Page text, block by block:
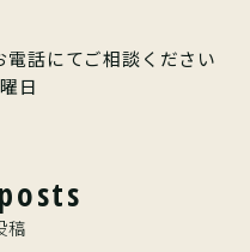
話にてご相談ください
日
稿